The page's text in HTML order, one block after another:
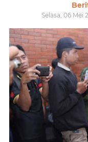
Selasa, 06 Mei